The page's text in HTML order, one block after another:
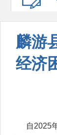
麟游
经济
自2025